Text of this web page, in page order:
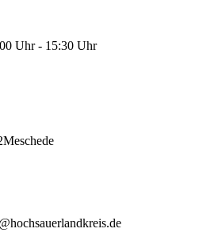
Uhr - 15:30 Uhr
Meschede